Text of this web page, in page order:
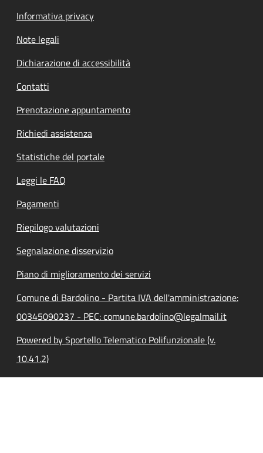
Informativa privacy
Note legali
Dichiarazione di accessibilità
Contatti
Prenotazione appuntamento
Richiedi assistenza
Statistiche del portale
Leggi le FAQ
Pagamenti
Riepilogo valutazioni
Segnalazione disservizio
Piano di miglioramento dei servizi
Comune di Bardolino - Partita IVA dell'amministrazione:
00345090237 - PEC: comune.bardolino@legalmail.it
Powered by Sportello Telematico Polifunzionale (v.
10.41.2)